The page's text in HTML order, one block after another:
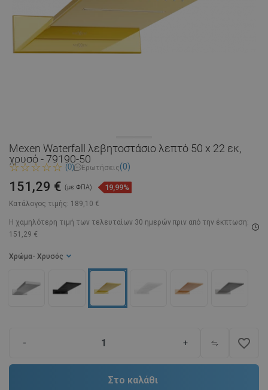
Mexen Waterfall λεβητοστάσιο λεπτό 50 x 22 εκ,
χρυσό - 79190-50
(0) Ερωτήσεις(0)
Κατάλογος τιμής: 189,10 €
151,29 € (με ΦΠΑ) 19,99%
Η χαμηλότερη τιμή των τελευταίων 30 ημερών πριν από την έκπτωση:
151,29 €
Χρώμα - Χρυσός
- + favorite_border
Στο καλάθι